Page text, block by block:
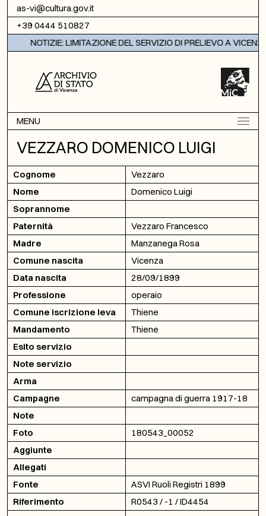
Vai al contenuto
as-vi@cultura.gov.it
+39 0444 510827
NOTIZIE: LIMITAZIONE DEL SERVIZIO DI PRELIEVO A VICENZA
MENU
VEZZARO DOMENICO LUIGI
Cognome
Vezzaro
Nome
Domenico Luigi
Soprannome
Paternità
Vezzaro Francesco
Madre
Manzanega Rosa
Comune nascita
Vicenza
Data nascita
28/09/1899
Professione
operaio
Comune iscrizione leva
Thiene
Mandamento
Thiene
Esito servizio
Note servizio
Arma
Campagne
campagna di guerra 1917-18
Note
Foto
180543_00052
Aggiunte
Allegati
Fonte
ASVI Ruoli Registri 1899
Riferimento
R0543 / -1 / ID4454